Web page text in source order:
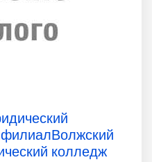
филиалВолжский
колледж